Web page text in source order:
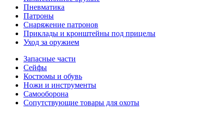
Пневматика
Патроны
Снаряжение патронов
Приклады и кронштейны под прицелы
Уход за оружием
Запасные части
Сейфы
Костюмы и обувь
Ножи и инструменты
Самооборона
Сопутствующие товары для охоты